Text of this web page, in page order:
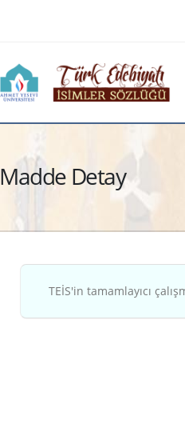
Madde Detay
TEİS'in tamamlayıcı